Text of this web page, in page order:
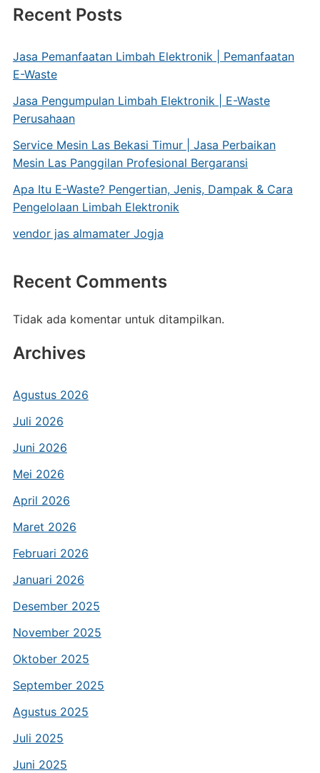
Recent Posts
Jasa Pemanfaatan Limbah Elektronik | Pemanfaatan
E-Waste
Jasa Pengumpulan Limbah Elektronik | E-Waste
Perusahaan
Service Mesin Las Bekasi Timur | Jasa Perbaikan
Mesin Las Panggilan Profesional Bergaransi
Apa Itu E-Waste? Pengertian, Jenis, Dampak & Cara
Pengelolaan Limbah Elektronik
vendor jas almamater Jogja
Recent Comments
Tidak ada komentar untuk ditampilkan.
Archives
Agustus 2026
Juli 2026
Juni 2026
Mei 2026
April 2026
Maret 2026
Februari 2026
Januari 2026
Desember 2025
November 2025
Oktober 2025
September 2025
Agustus 2025
Juli 2025
Juni 2025